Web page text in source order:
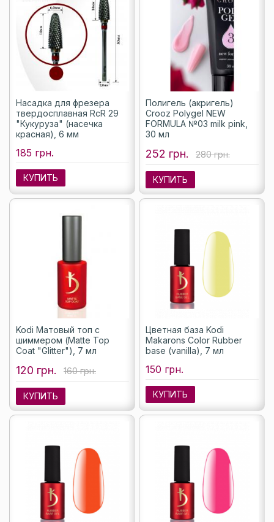
Насадка для фрезера
твердосплавная RcR 29
"Кукуруза" (насечка
красная), 6 мм
185 грн.
КУПИТЬ
Полигель (акригель)
Crooz Polygel NEW
FORMULA №03 milk pink,
30 мл
252 грн. 280 грн.
КУПИТЬ
Kodi Матовый топ с
шиммером (Matte Top
Coat "Glitter"), 7 мл
120 грн. 160 грн.
КУПИТЬ
Цветная база Kodi
Makarons Color Rubber
base (vanilla), 7 мл
150 грн.
КУПИТЬ